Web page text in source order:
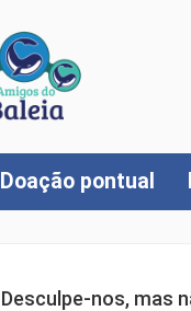
Doação pontual
Desculpe-nos, mas